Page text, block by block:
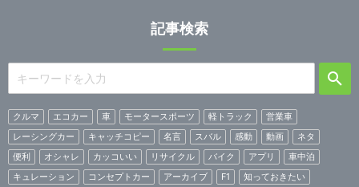
記事検索
クルマ エコカー 車 モータースポーツ 軽トラック
営業車
レーシングカー
キャッチコピー 名言 スバル 感動 動画
ネタ
便利
オシャレ カッコいい リサイクル バイク アプリ
車中泊
キュレーション
コンセプトカー アーカイブ F1
知っておきたい